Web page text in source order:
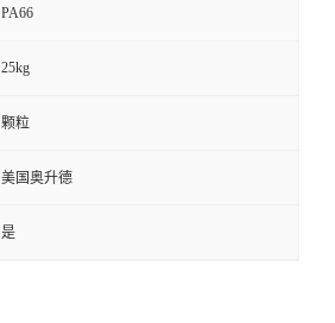
PA66
25kg
颗粒
美国奥升德
是